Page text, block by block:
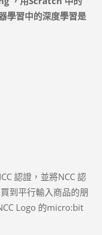
學習中的深度學習是
認證，並將NCC 認
到平行輸入商品的朋
Logo 的micro:bit